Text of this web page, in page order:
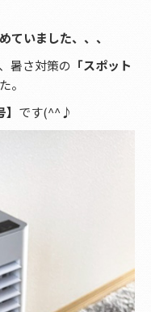
ていました、、、
暑さ対策の 「スポット
。
です(^^♪